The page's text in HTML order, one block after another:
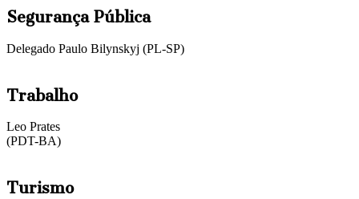
Segurança Pública
Delegado Paulo Bilynskyj (PL-SP)
Trabalho
Leo Prates
(PDT-BA)
Turismo